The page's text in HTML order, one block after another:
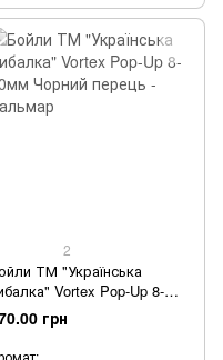
2
ТМ "Українська
Vortex Pop-Up 8-
Чорний перець -
грн